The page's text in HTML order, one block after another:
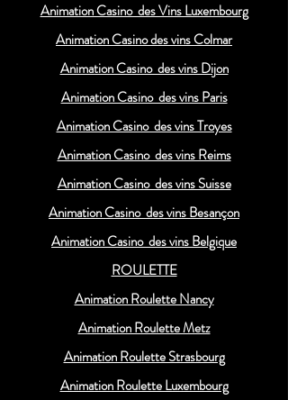
Animation Casino des Vins Luxembourg
Animation Casino des vins Colmar
Animation Casino des vins Dijon
Animation Casino des vins Paris
Animation Casino des vins Troyes
Animation Casino des vins Reims
Animation Casino des vins Suisse
Animation Casino des vins Besançon
Animation Casino des vins Belgique
ROULETTE
Animation Roulette Nancy
Animation Roulette Metz
Animation Roulette Strasbourg
Animation Roulette Luxembourg